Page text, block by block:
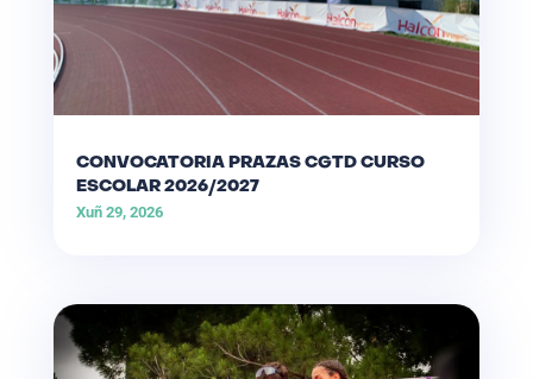
CONVOCATORIA PRAZAS CGTD CURSO
ESCOLAR 2026/2027
Xuñ 29, 2026